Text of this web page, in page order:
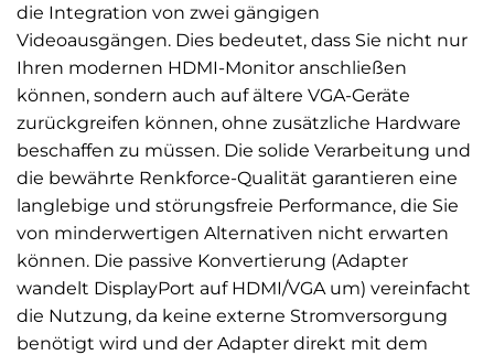
die Integration von zwei gängigen
Videoausgängen. Dies bedeutet, dass Sie nicht nur
Ihren modernen HDMI-Monitor anschließen
können, sondern auch auf ältere VGA-Geräte
zurückgreifen können, ohne zusätzliche Hardware
beschaffen zu müssen. Die solide Verarbeitung und
die bewährte Renkforce-Qualität garantieren eine
langlebige und störungsfreie Performance, die Sie
von minderwertigen Alternativen nicht erwarten
können. Die passive Konvertierung (Adapter
wandelt DisplayPort auf HDMI/VGA um) vereinfacht
die Nutzung, da keine externe Stromversorgung
benötigt wird und der Adapter direkt mit dem